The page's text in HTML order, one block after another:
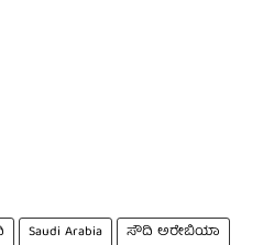
Saudi Arabia
ಸೌದಿ ಅರೇಬಿಯಾ